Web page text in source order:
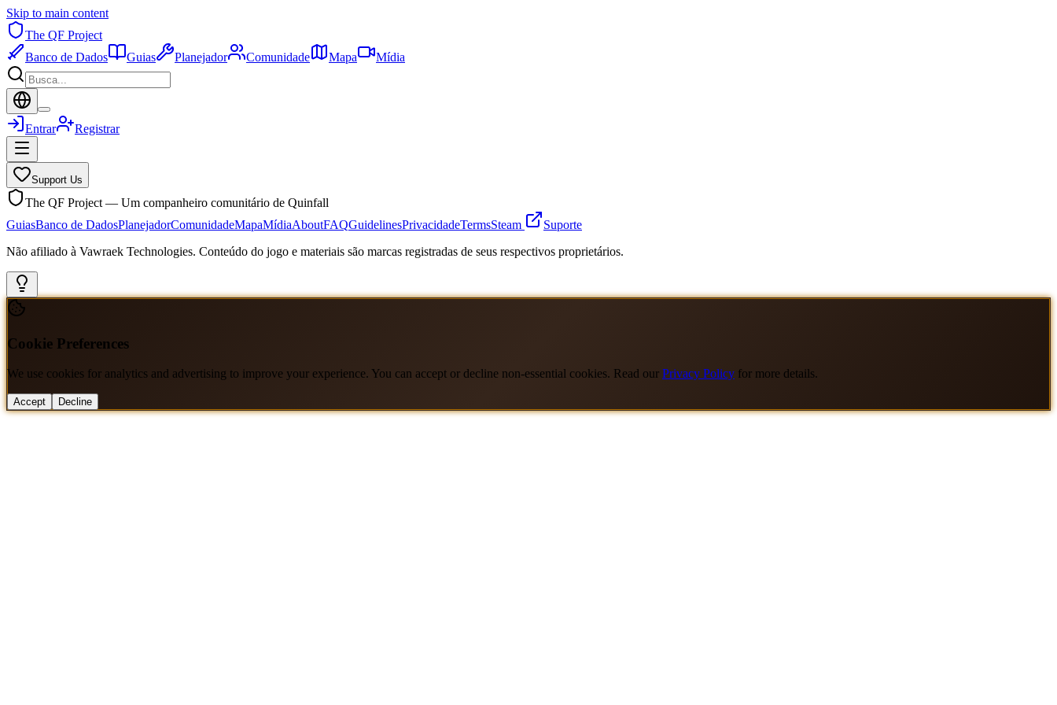
Skip to main content
The QF Project
Banco de Dados
Guias Planejador Comunidade Mapa Mídia
Entrar Registrar
Support Us
The QF Project — Um companheiro comunitário de Quinfall
GuiasBanco de DadosPlanejadorComunidadeMapaMídiaAboutFAQGuidelinesPrivacidadeTermsSteam
Suporte
Não afiliado à Vawraek Technologies. Conteúdo do jogo e materiais são marcas registradas de seus respectivos proprietários.
Cookie Preferences
We use cookies for analytics and advertising to improve your experience. You can accept or decline non-essential cookies. Read our Privacy Policy for more details.
Accept Decline